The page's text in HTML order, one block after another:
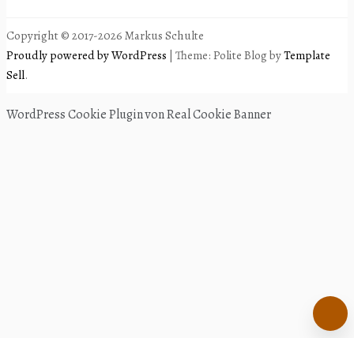
Copyright © 2017-2026 Markus Schulte
Proudly powered by WordPress | Theme: Polite Blog byTemplate
Sell.
WordPress Cookie Plugin von Real Cookie Banner